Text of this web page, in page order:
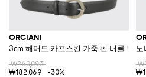
ORCIANI
3cm 해머드 카프스킨 가죽 핀 버클 벨트
₩260,093
₩182,069
-30%
노